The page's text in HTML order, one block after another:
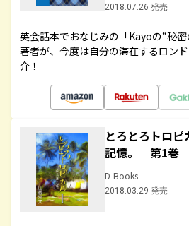
2018.07.26 発売
英会話本でおなじみの「Kayoの“秘
著者が、今度は自分の滞在するロン
介！
とろとろトロ
記憶。 第1巻
D-Books
2018.03.29 発売